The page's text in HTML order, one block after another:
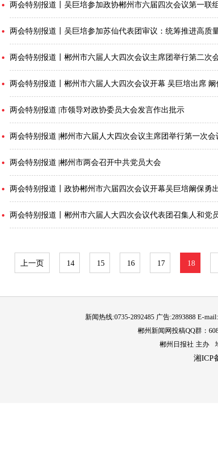
两会特别报道丨吴巨培参加政协郴州市六届四次会议第一联
两会特别报道丨郴州市六届人大四次会议主席团举行第二次
两会特别报道丨郴州市六届人大四次会议开幕 吴巨培出席
两会特别报道 |市领导对政协委员大会发言作出批示
两会特别报道 |郴州市六届人大四次会议主席团举行第一次会
两会特别报道 |郴州市两会召开中共党员大会
两会特别报道丨政协郴州市六届四次会议开幕吴巨培阚保勇
两会特别报道丨郴州市六届人大四次会议代表团召集人和党
上一页 14 15 16 17 18
新闻热线:0735-2892485 广告:2893888 E-
郴州新闻网投稿QQ群：
郴州日报社 主办
湘ICP